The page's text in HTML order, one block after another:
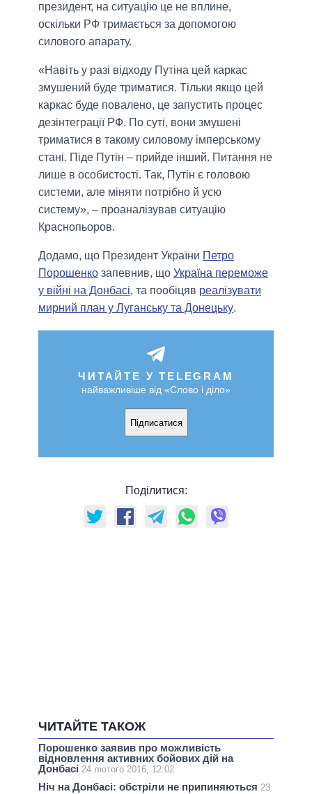
президент, на ситуацію це не вплине,
оскільки РФ тримається за допомогою
силового апарату.
«Навіть у разі відходу Путіна цей каркас
змушений буде триматися. Тільки якщо цей
каркас буде повалено, це запустить процес
дезінтеграції РФ. По суті, вони змушені
триматися в такому силовому імперському
стані. Піде Путін – прийде інший. Питання не
лише в особистості. Так, Путін є головою
системи, але міняти потрібно й усю
систему», – проаналізував ситуацію
Краснопьоров.
Додамо, що Президент України Петро
Порошенко запевнив, що Україна переможе
у війні на Донбасі, та пообіцяв реалізувати
мирний план у Луганську та Донецьку.
ЧИТАЙТЕ У TELEGRAM
найважливіше від «Слово і діло»
Підписатися
Поділитися:
ЧИТАЙТЕ ТАКОЖ
Порошенко заявив про можливість
відновлення активних бойових дій на
Донбасі 24 лютого 2016, 12:02
Ніч на Донбасі: обстріли не припиняються 23